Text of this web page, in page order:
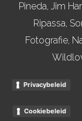
Pineda, Jim
Ripassa,
Fotografie,
Privacybeleid
Cookiebeleid